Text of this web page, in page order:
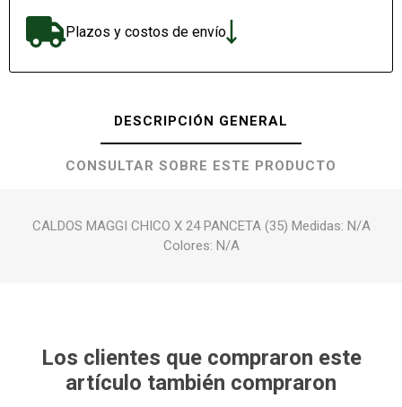
Plazos y costos de envío
DESCRIPCIÓN GENERAL
CONSULTAR SOBRE ESTE PRODUCTO
CALDOS MAGGI CHICO X 24 PANCETA (35) Medidas: N/A
Colores: N/A
Los clientes que compraron este
artículo también compraron